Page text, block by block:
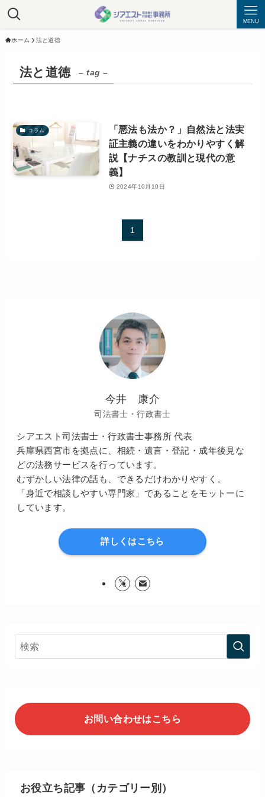
MENU
ホーム 法と道徳
法と道徳 – tag –
コラム
「悪法も法か？」自然法と法実
証主義の違いをわかりやすく解
説【ナチスの教訓と現代の意
義】
2024年10月10日
1
今井 康介
司法書士・行政書士
シアエスト司法書士・行政書士事務所 代表
兵庫県西宮市を拠点に、相続・遺言・登記・成年後見な
どの法務サービスを行っています。
むずかしい法律の話も、できるだけわかりやすく。
「身近で相談しやすい専門家」であることをモットーに
しています。
詳しくはこちら
お問い合わせはこちら
お役立ち記事（カテゴリー別）